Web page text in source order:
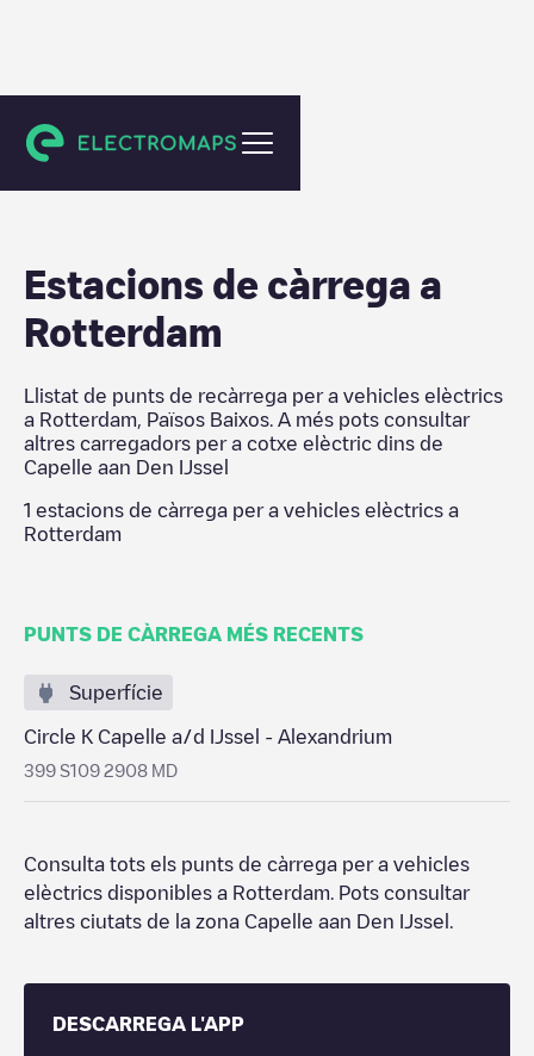
Capelle aan Den IJssel
Estacions de càrrega a
Rotterdam
Llistat de punts de recàrrega per a vehicles elèctrics
a Rotterdam Països Baixos . A més pots consultar
altres carregadors per a cotxe elèctric dins de
Capelle aan Den IJssel
1 estacions de càrrega per a vehicles elèctrics a
Rotterdam
PUNTS DE CÀRREGA MÉS RECENTS
Superfície
Circle K Capelle a/d IJssel - Alexandrium
399 S109 2908 MD
Consulta tots els punts de càrrega per a vehicles
elèctrics disponibles a Rotterdam . Pots consultar
altres ciutats de la zona Capelle aan Den IJssel
DESCARREGA L'APP